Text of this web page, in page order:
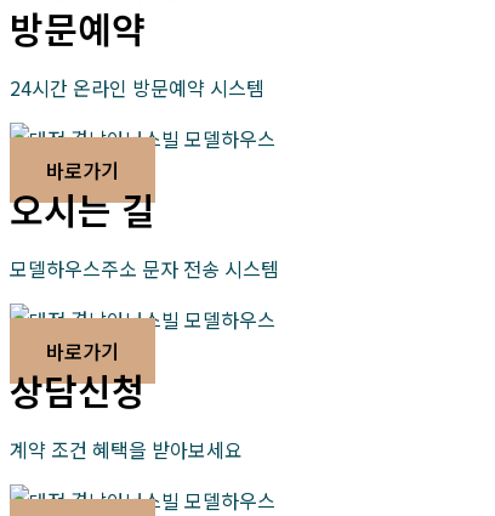
방문예약
24시간 온라인 방문예약 시스템
바로가기
오시는 길
모델하우스주소 문자 전송 시스템
바로가기
상담신청
계약 조건 혜택을 받아보세요